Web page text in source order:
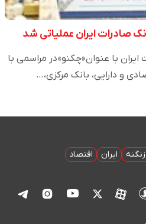
صادرات ایران عملیاتی شد
با عنوان «چکنو» در مراسمی با
و دارایی، بانک مرکزی،…
ایران
اقتصاد